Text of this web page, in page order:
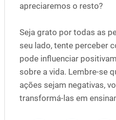
apreciaremos o resto?
Seja grato por todas as
seu lado, tente perceber
pode influenciar
sobre a vida. Lembre-se
ações sejam negativas,
transformá-las em